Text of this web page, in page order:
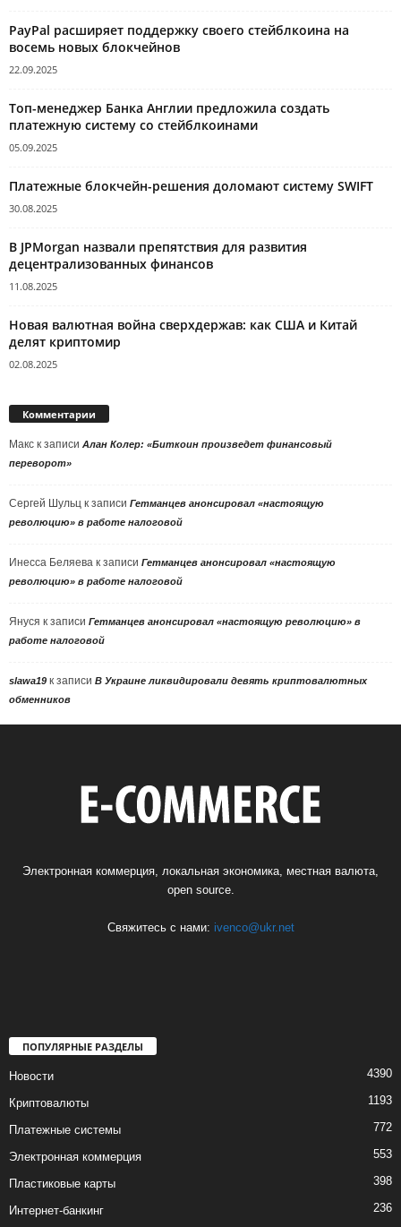
PayPal расширяет поддержку своего стейблкоина на
восемь новых блокчейнов
22.09.2025
Топ-менеджер Банка Англии предложила создать
платежную систему со стейблкоинами
05.09.2025
Платежные блокчейн-решения доломают систему SWIFT
30.08.2025
В JPMorgan назвали препятствия для развития
децентрализованных финансов
11.08.2025
Новая валютная война сверхдержав: как США и Китай
делят криптомир
02.08.2025
Комментарии
Макс к записи Алан Колер: «Биткоин произведет финансовый
переворот»
Сергей Шульц к записи Гетманцев анонсировал «настоящую
революцию» в работе налоговой
Инесса Беляева к записи Гетманцев анонсировал «настоящую
революцию» в работе налоговой
Януся к записи Гетманцев анонсировал «настоящую революцию» в
работе налоговой
slawa19 к записи В Украине ликвидировали девять криптовалютных
обменников
Электронная коммерция, локальная экономика, местная валюта,
open source.
Свяжитесь с нами: ivenco@ukr.net
ПОПУЛЯРНЫЕ РАЗДЕЛЫ
Новости 4390
Криптовалюты 1193
Платежные системы 772
Электронная коммерция 553
Пластиковые карты 398
Интернет-банкинг 236